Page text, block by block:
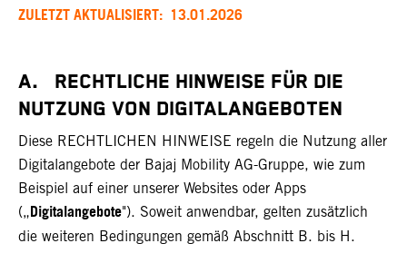
ZULETZT AKTUALISIERT: 13.01.2026
A. RECHTLICHE HINWEISE FÜR DIE
NUTZUNG VON DIGITALANGEBOTEN
Diese RECHTLICHEN HINWEISE regeln die Nutzung aller
Digitalangebote der Bajaj Mobility AG-Gruppe, wie zum
Beispiel auf einer unserer Websites oder Apps
(„Digitalangebote"). Soweit anwendbar, gelten zusätzlich
die weiteren Bedingungen gemäß Abschnitt B. bis H.